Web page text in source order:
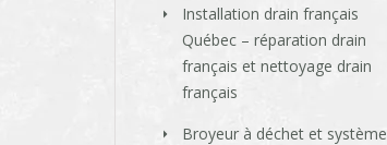
Installation drain français
Québec – réparation drain
français et nettoyage drain
français
Broyeur à déchet et système